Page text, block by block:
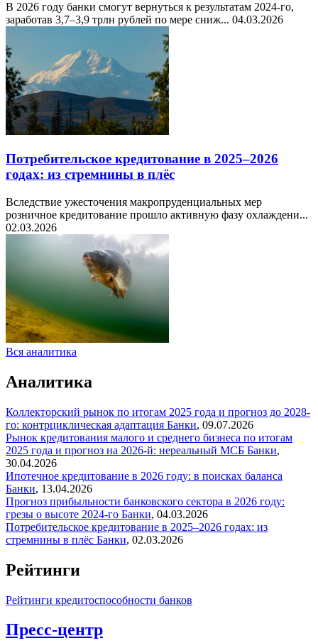
В 2026 году банки смогут вернуться к результатам 2024-го,
заработав 3,7–3,9 трлн рублей по мере сниж... 04.03.2026
Потребительское кредитование в 2025–2026
годах: из стремнины в плёс
Вследствие ужесточения макропруденциальных мер
розничное кредитование прошло активную фазу охлаждени...
02.03.2026
Вся аналитика
Аналитика
Коллекторский рынок по итогам 2025 года и прогноз до 2028-
го: контрциклическая адаптация Банки, 09.07.2026
Рынок кредитования малого и среднего бизнеса по итогам
2025 года и прогноз на 2026-й: нереальный МСБ Банки,
30.04.2026
Ипотечное кредитование в 2026 году: в поисках баланса
Банки, 13.04.2026
Прогноз прибыльности банковского сектора в 2026 году:
грезы о высоте 2024-го Банки, 04.03.2026
Потребительское кредитование в 2025–2026 годах: из
стремнины в плёс Банки, 02.03.2026
Рейтинги
Рейтинги кредитоспособности банков
Пресс-центр